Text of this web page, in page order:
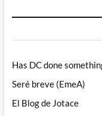
Has DC done
Seré breve (EmeA)
El Blog de Jotace